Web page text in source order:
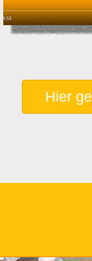
Hier